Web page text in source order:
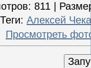
: 811 |
Теги: Алексей
Просмотреть